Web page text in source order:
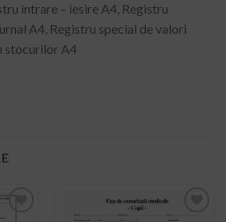
intrare – iesire A4, Registru
A4, Registru special de valori
stocurilor A4